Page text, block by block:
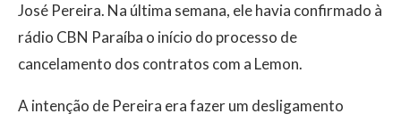
José Pereira. Na última semana, ele havia confirmado à
rádio CBN Paraíba o início do processo de
cancelamento dos contratos com a Lemon.
A intenção de Pereira era fazer um desligamento